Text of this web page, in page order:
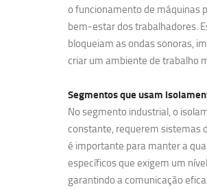
o funcionamento de máquinas
bem-estar dos trabalhadores.
bloqueiam as ondas sonoras,
criar um ambiente de trabalho
Segmentos que usam
No segmento industrial, o
constante, requerem sistemas
é importante para manter a
específicos que exigem um
garantindo a comunicação